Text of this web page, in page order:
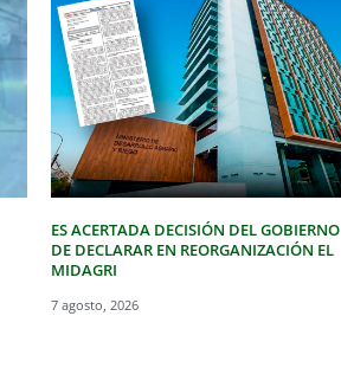
ES ACERTADA DECISIÓN DEL GOBIERNO
DE DECLARAR EN REORGANIZACIÓN EL
MIDAGRI
7 agosto, 2026